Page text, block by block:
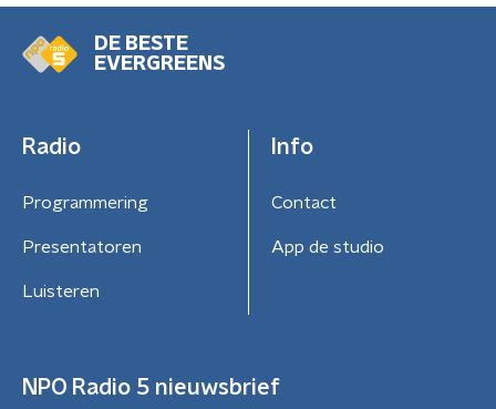
DE BESTE
EVERGREENS
Radio
Programmering
Presentatoren
Luisteren
Info
Contact
App de studio
NPO Radio 5 nieuwsbrief